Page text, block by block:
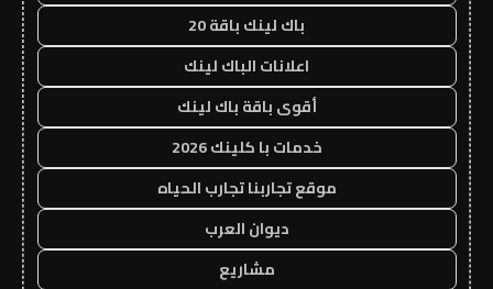
باك لينك باقة 20
اعلانات الباك لينك
أقوى باقة باك لينك
خدمات با كلينك 2026
موقع تجاربنا تجارب الحياه
ديوان العرب
مشاريع